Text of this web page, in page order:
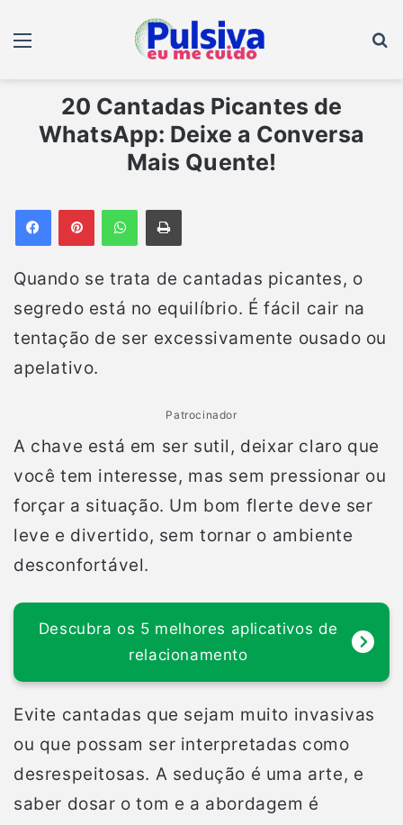
Menu
20 Cantadas Picantes de
WhatsApp: Deixe a Conversa
Mais Quente!
FacebookPinterestWhatsAppImprimir
Quando se trata de cantadas picantes, o
segredo está no equilíbrio. É fácil cair na
tentação de ser excessivamente ousado ou
apelativo.
Patrocinador
A chave está em ser sutil, deixar claro que
você tem interesse, mas sem pressionar ou
forçar a situação. Um bom flerte deve ser
leve e divertido, sem tornar o ambiente
desconfortável.
Descubra os 5 melhores aplicativos de
relacionamento
Evite cantadas que sejam muito invasivas
ou que possam ser interpretadas como
desrespeitosas. A sedução é uma arte, e
saber dosar o tom e a abordagem é